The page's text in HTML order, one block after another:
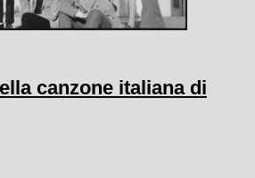
canzone italiana di